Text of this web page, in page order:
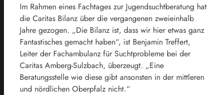
Im Rahmen eines Fachtages zur Jugendsuchtberatung hat
die Caritas Bilanz über die vergangenen zweieinhalb
Jahre gezogen. „Die Bilanz ist, dass wir hier etwas ganz
Fantastisches gemacht haben“, ist Benjamin Treffert,
Leiter der Fachambulanz für Suchtprobleme bei der
Caritas Amberg-Sulzbach, überzeugt. „Eine
Beratungsstelle wie diese gibt ansonsten in der mittleren
und nördlichen Oberpfalz nicht.“